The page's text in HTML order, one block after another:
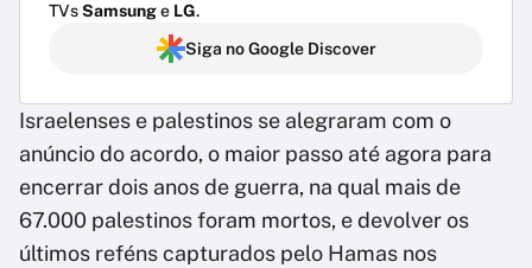
TVsSamsunge LG.
Siga no Google Discover
Israelenses e palestinos se alegraram com o
anúncio do acordo, o maior passo até agora para
encerrar dois anos de guerra, na qual mais de
67.000 palestinos foram mortos, e devolver os
últimos reféns capturados pelo Hamas nos